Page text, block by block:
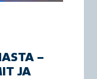
–
JA